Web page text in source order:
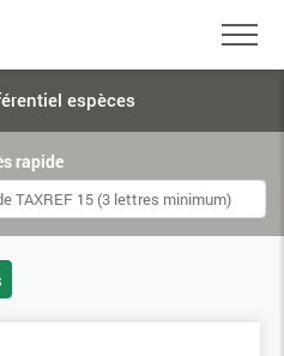
espèces
rapide